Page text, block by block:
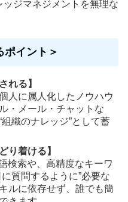
ジマネジメントを無理な
ポイント＞
れる】
人に属人化したノウハウ
・メール・チャットな
織のナレッジ”として蓄
り着ける】
検索や、高精度なキーワ
質問するように”必要な
ルに依存せず、誰でも簡